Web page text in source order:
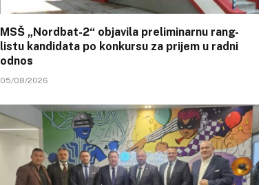
MSŠ „Nordbat-2“ objavila preliminarnu rang-
listu kandidata po konkursu za prijem u radni
odnos
05/08/2026